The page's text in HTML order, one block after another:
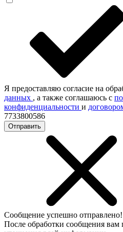
Я предоставляю согласие на
данных , а также соглашаюсь с
конфиденциальности и
7733800586
Отправить
Сообщение успешно отправлено!
После обработки сообщения